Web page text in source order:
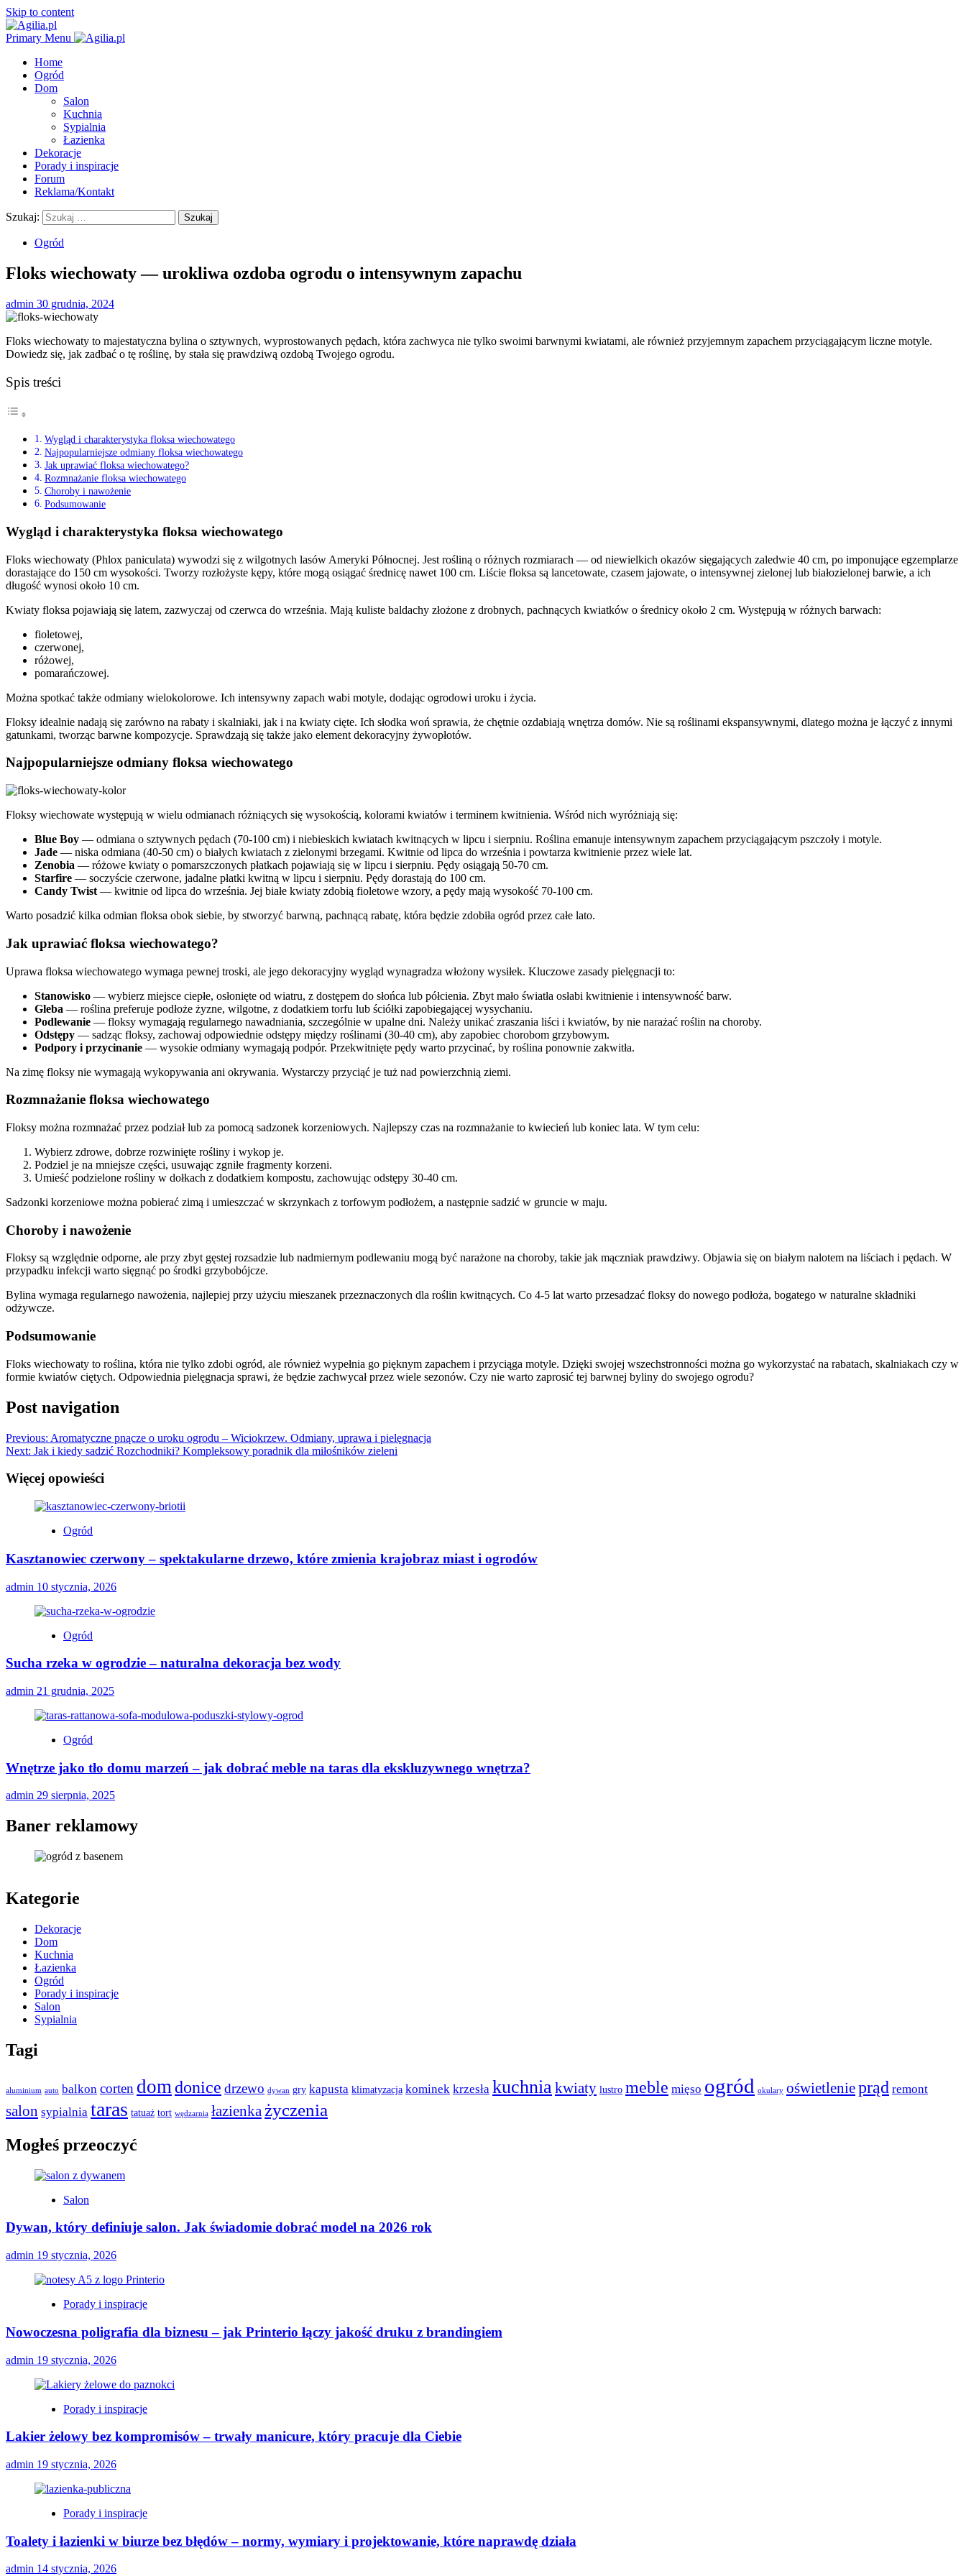
Skip to content
Primary Menu
Home
Ogród
Dom
Salon
Kuchnia
Sypialnia
Łazienka
Dekoracje
Porady i inspiracje
Forum
Reklama/Kontakt
Szukaj:
Ogród
Floks wiechowaty — urokliwa ozdoba ogrodu o intensywnym zapachu
admin 30 grudnia, 2024
Floks wiechowaty to majestatyczna bylina o sztywnych, wyprostowanych pędach, która zachwyca nie tylko swoimi barwnymi kwiatami, ale również przyjemnym zapachem przyciągającym liczne motyle.
Dowiedz się, jak zadbać o tę roślinę, by stała się prawdziwą ozdobą Twojego ogrodu.
Spis treści
Wygląd i charakterystyka floksa wiechowatego
Najpopularniejsze odmiany floksa wiechowatego
Jak uprawiać floksa wiechowatego?
Rozmnażanie floksa wiechowatego
Choroby i nawożenie
Podsumowanie
Wygląd i charakterystyka floksa wiechowatego
Floks wiechowaty (Phlox paniculata) wywodzi się z wilgotnych lasów Ameryki Północnej. Jest rośliną o różnych rozmiarach — od niewielkich okazów sięgających zaledwie 40 cm, po imponujące egzemplarze
dorastające do 150 cm wysokości. Tworzy rozłożyste kępy, które mogą osiągać średnicę nawet 100 cm. Liście floksa są lancetowate, czasem jajowate, o intensywnej zielonej lub białozielonej barwie, a ich
długość wynosi około 10 cm.
Kwiaty floksa pojawiają się latem, zazwyczaj od czerwca do września. Mają kuliste baldachy złożone z drobnych, pachnących kwiatków o średnicy około 2 cm. Występują w różnych barwach:
fioletowej,
czerwonej,
różowej,
pomarańczowej.
Można spotkać także odmiany wielokolorowe. Ich intensywny zapach wabi motyle, dodając ogrodowi uroku i życia.
Floksy idealnie nadają się zarówno na rabaty i skalniaki, jak i na kwiaty cięte. Ich słodka woń sprawia, że chętnie ozdabiają wnętrza domów. Nie są roślinami ekspansywnymi, dlatego można je łączyć z innymi
gatunkami, tworząc barwne kompozycje. Sprawdzają się także jako element dekoracyjny żywopłotów.
Najpopularniejsze odmiany floksa wiechowatego
Floksy wiechowate występują w wielu odmianach różniących się wysokością, kolorami kwiatów i terminem kwitnienia. Wśród nich wyróżniają się:
Blue Boy — odmiana o sztywnych pędach (70-100 cm) i niebieskich kwiatach kwitnących w lipcu i sierpniu. Roślina emanuje intensywnym zapachem przyciągającym pszczoły i motyle.
Jade — niska odmiana (40-50 cm) o białych kwiatach z zielonymi brzegami. Kwitnie od lipca do września i powtarza kwitnienie przez wiele lat.
Zenobia — różowe kwiaty o pomarszczonych płatkach pojawiają się w lipcu i sierpniu. Pędy osiągają 50-70 cm.
Starfire — soczyście czerwone, jadalne płatki kwitną w lipcu i sierpniu. Pędy dorastają do 100 cm.
Candy Twist — kwitnie od lipca do września. Jej białe kwiaty zdobią fioletowe wzory, a pędy mają wysokość 70-100 cm.
Warto posadzić kilka odmian floksa obok siebie, by stworzyć barwną, pachnącą rabatę, która będzie zdobiła ogród przez całe lato.
Jak uprawiać floksa wiechowatego?
Uprawa floksa wiechowatego wymaga pewnej troski, ale jego dekoracyjny wygląd wynagradza włożony wysiłek. Kluczowe zasady pielęgnacji to:
Stanowisko — wybierz miejsce ciepłe, osłonięte od wiatru, z dostępem do słońca lub półcienia. Zbyt mało światła osłabi kwitnienie i intensywność barw.
Gleba — roślina preferuje podłoże żyzne, wilgotne, z dodatkiem torfu lub ściółki zapobiegającej wysychaniu.
Podlewanie — floksy wymagają regularnego nawadniania, szczególnie w upalne dni. Należy unikać zraszania liści i kwiatów, by nie narażać roślin na choroby.
Odstępy — sadząc floksy, zachowaj odpowiednie odstępy między roślinami (30-40 cm), aby zapobiec chorobom grzybowym.
Podpory i przycinanie — wysokie odmiany wymagają podpór. Przekwitnięte pędy warto przycinać, by roślina ponownie zakwitła.
Na zimę floksy nie wymagają wykopywania ani okrywania. Wystarczy przyciąć je tuż nad powierzchnią ziemi.
Rozmnażanie floksa wiechowatego
Floksy można rozmnażać przez podział lub za pomocą sadzonek korzeniowych. Najlepszy czas na rozmnażanie to kwiecień lub koniec lata. W tym celu:
Wybierz zdrowe, dobrze rozwinięte rośliny i wykop je.
Podziel je na mniejsze części, usuwając zgniłe fragmenty korzeni.
Umieść podzielone rośliny w dołkach z dodatkiem kompostu, zachowując odstępy 30-40 cm.
Sadzonki korzeniowe można pobierać zimą i umieszczać w skrzynkach z torfowym podłożem, a następnie sadzić w gruncie w maju.
Choroby i nawożenie
Floksy są względnie odporne, ale przy zbyt gęstej rozsadzie lub nadmiernym podlewaniu mogą być narażone na choroby, takie jak mączniak prawdziwy. Objawia się on białym nalotem na liściach i pędach. W
przypadku infekcji warto sięgnąć po środki grzybobójcze.
Bylina wymaga regularnego nawożenia, najlepiej przy użyciu mieszanek przeznaczonych dla roślin kwitnących. Co 4-5 lat warto przesadzać floksy do nowego podłoża, bogatego w naturalne składniki
odżywcze.
Podsumowanie
Floks wiechowaty to roślina, która nie tylko zdobi ogród, ale również wypełnia go pięknym zapachem i przyciąga motyle. Dzięki swojej wszechstronności można go wykorzystać na rabatach, skalniakach czy w
formie kwiatów ciętych. Odpowiednia pielęgnacja sprawi, że będzie zachwycał przez wiele sezonów. Czy nie warto zaprosić tej barwnej byliny do swojego ogrodu?
Post navigation
Previous: Aromatyczne pnącze o uroku ogrodu – Wiciokrzew. Odmiany, uprawa i pielęgnacja
Next: Jak i kiedy sadzić Rozchodniki? Kompleksowy poradnik dla miłośników zieleni
Więcej opowieści
Ogród
Kasztanowiec czerwony – spektakularne drzewo, które zmienia krajobraz miast i ogrodów
admin 10 stycznia, 2026
Ogród
Sucha rzeka w ogrodzie – naturalna dekoracja bez wody
admin 21 grudnia, 2025
Ogród
Wnętrze jako tło domu marzeń – jak dobrać meble na taras dla ekskluzywnego wnętrza?
admin 29 sierpnia, 2025
Baner reklamowy
Kategorie
Dekoracje
Dom
Kuchnia
Łazienka
Ogród
Porady i inspiracje
Salon
Sypialnia
Tagi
aluminium auto balkon corten dom donice drzewo dywan gry kapusta klimatyzacja kominek krzesła kuchniakwiaty lustro meble mięso ogród okulary oświetlenieprąd remont
salon sypialnia taras tatuaż tort wędzarnia łazienka życzenia
Mogłeś przeoczyć
Salon
Dywan, który definiuje salon. Jak świadomie dobrać model na 2026 rok
admin 19 stycznia, 2026
Porady i inspiracje
Nowoczesna poligrafia dla biznesu – jak Printerio łączy jakość druku z brandingiem
admin 19 stycznia, 2026
Porady i inspiracje
Lakier żelowy bez kompromisów – trwały manicure, który pracuje dla Ciebie
admin 19 stycznia, 2026
Porady i inspiracje
Toalety i łazienki w biurze bez błędów – normy, wymiary i projektowanie, które naprawdę działa
admin 14 stycznia, 2026